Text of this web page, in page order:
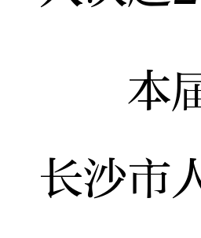
本届
长沙市